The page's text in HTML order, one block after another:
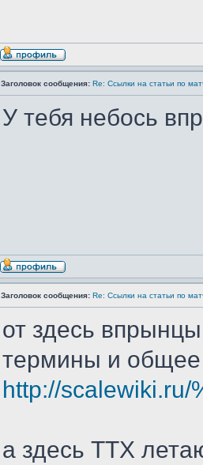
Заголовок сообщения: Re: Ссылки на статьи по
У тебя небось
Заголовок сообщения: Re: Ссылки на статьи по
от здесь
термины и общее
http://
а здесь ТТХ